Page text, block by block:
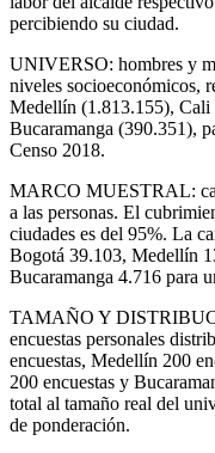
percibiendo su ciudad.
UNIVERSO: hombres y
niveles socioeconómicos,
Medellín (1.813.155),
Bucaramanga (390.351),
Censo 2018.
MARCO MUESTRAL:
a las personas. El
ciudades es del 95%. La
Bogotá 39.103, Medellín
Bucaramanga 4.716 para
TAMAÑO Y
encuestas personales
encuestas, Medellín 200
200 encuestas y
total al tamaño real del
de ponderación.